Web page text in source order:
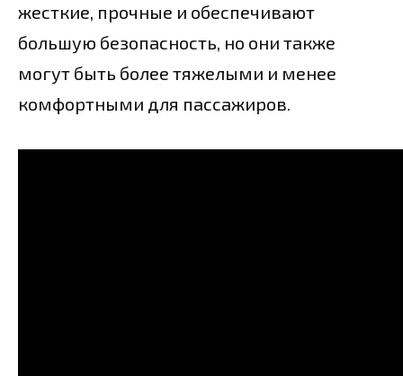
жесткие, прочные и обеспечивают
большую безопасность, но они также
могут быть более тяжелыми и менее
комфортными для пассажиров.